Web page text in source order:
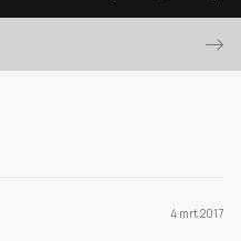
4 mrt 2017